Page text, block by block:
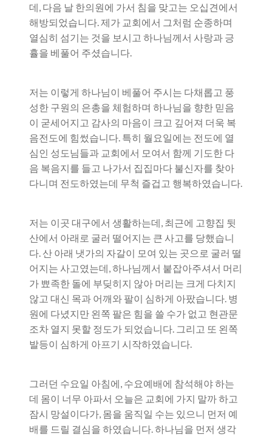
데, 다음 날 한의원에 가서 침을 맞고는 오십견에서
해방되었습니다. 제가 교회에서 그처럼 순종하며
열심히 섬기는 것을 보시고 하나님께서 사랑과 긍
휼을 베풀어 주셨습니다.
저는 이렇게 하나님이 베풀어 주시는 다채롭고 풍
성한 구원의 은총을 체험하며 하나님을 향한 믿음
이 굳세어지고 감사의 마음이 크고 깊어져 더욱 복
음전도에 힘썼습니다. 특히 월요일에는 전도에 열
심인 성도님들과 교회에서 모여서 함께 기도한 다
음 복음지를 들고 나가서 집집마다 불신자를 찾아
다니며 전도하였는데 무척 즐겁고 행복하였습니다.
저는 이곳 대구에서 생활하는데, 최근에 고향집 뒷
산에서 아래로 굴러 떨어지는 큰 사고를 당했습니
다. 산 아래 냇가의 자갈이 모여 있는 곳으로 굴러 떨
어지는 사고였는데, 하나님께서 붙잡아주셔서 머리
가 뾰족한 돌에 부딪히지 않아 머리는 크게 다치지
않고 대신 목과 어깨와 팔이 심하게 아팠습니다. 병
원에 다녔지만 왼쪽 팔은 힘을 쓸 수가 없고 현관문
조차 열지 못할 정도가 되었습니다. 그리고 또 왼쪽
발등이 심하게 아프기 시작하였습니다.
그러던 수요일 아침에, 수요예배에 참석해야 하는
데 몸이 너무 아파서 오늘은 교회에 가지 말까 하고
잠시 망설이다가, 몸을 움직일 수는 있으니 먼저 예
배를 드릴 결심을 하였습니다. 하나님을 먼저 생각